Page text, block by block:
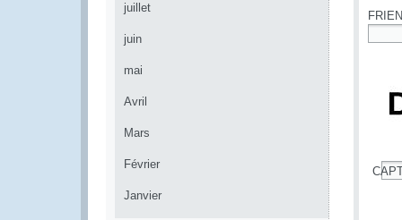
juillet
juin
mai
Avril
Mars
Février
Janvier